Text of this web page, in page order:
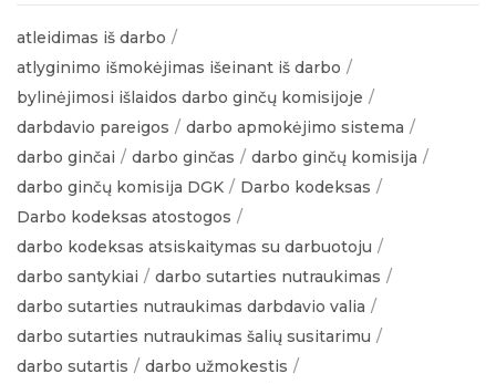
atleidimas iš darbo
atlyginimo išmokėjimas išeinant iš darbo
bylinėjimosi išlaidos darbo ginčų komisijoje
darbdavio pareigos
darbo apmokėjimo sistema
darbo ginčai
darbo ginčas
darbo ginčų komisija
darbo ginčų komisija DGK
Darbo kodeksas
Darbo kodeksas atostogos
darbo kodeksas atsiskaitymas su darbuotoju
darbo santykiai
darbo sutarties nutraukimas
darbo sutarties nutraukimas darbdavio valia
darbo sutarties nutraukimas šalių susitarimu
darbo sutartis
darbo užmokestis